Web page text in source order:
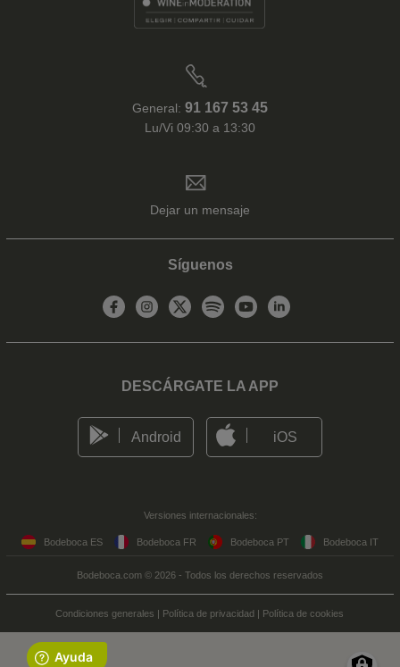
General: 91 167 53 45
Lu/Vi 09:30 a 13:30
Dejar un mensaje
Síguenos
DESCÁRGATE LA APP
Android iOS
Versiones internacionales:
Bodeboca ES Bodeboca FR Bodeboca PT Bodeboca IT
Bodeboca.com © 2026 - Todos los derechos reservados
Condiciones generales | Política de privacidad | Política de cookies